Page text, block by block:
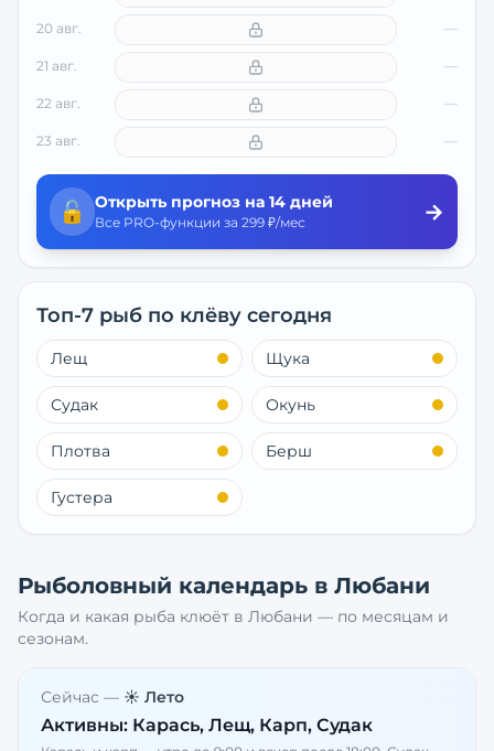
20 авг. —
21 авг. —
22 авг. —
23 авг. —
🔓 Открыть прогноз на 14 дней
Все PRO-функции за 299 ₽/мес →
Топ-7 рыб по клёву сегодня
Лещ Щука
Судак Окунь
Плотва Берш
Густера
Рыболовный календарь в Любани
Когда и какая рыба клюёт в Любани — по месяцам и
сезонам.
Сейчас — ☀️ Лето
Активны: Карась, Лещ, Карп, Судак